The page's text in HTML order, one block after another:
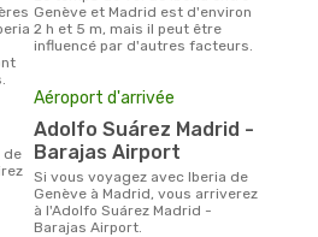
Genève et Madrid est d'environ
2 h et 5 m, mais il peut être
influencé par d'autres facteurs.
Aéroport d'arrivée
Adolfo Suárez Madrid -
Barajas Airport
Si vous voyagez avec Iberia de
Genève à Madrid, vous arriverez
à l'Adolfo Suárez Madrid -
Barajas Airport.